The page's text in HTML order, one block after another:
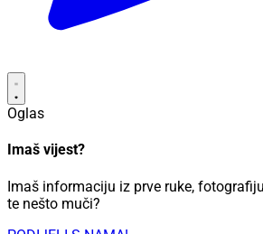
Oglas
Imaš vijest?
Imaš informaciju iz prve ruke,
te nešto muči?